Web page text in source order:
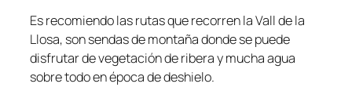
Es recomiendo las rutas que recorren la Vall de la
Llosa, son sendas de montaña donde se puede
disfrutar de vegetación de ribera y mucha agua
sobre todo en época de deshielo.